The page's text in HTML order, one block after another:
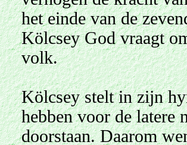
het einde van de
Kölcsey God vraagt
volk.
Kölcsey stelt in zijn
hebben voor de latere
doorstaan. Daarom